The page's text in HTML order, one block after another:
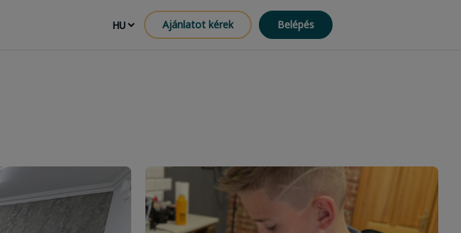
Ajánlatot kérek Belépés